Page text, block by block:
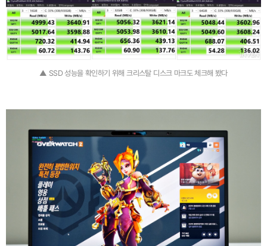
▲ SSD 성능을 확인하기 위해 크리스탈 디스크 마크도 체크해 봤다